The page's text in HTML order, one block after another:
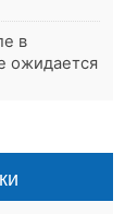
в
ожидается